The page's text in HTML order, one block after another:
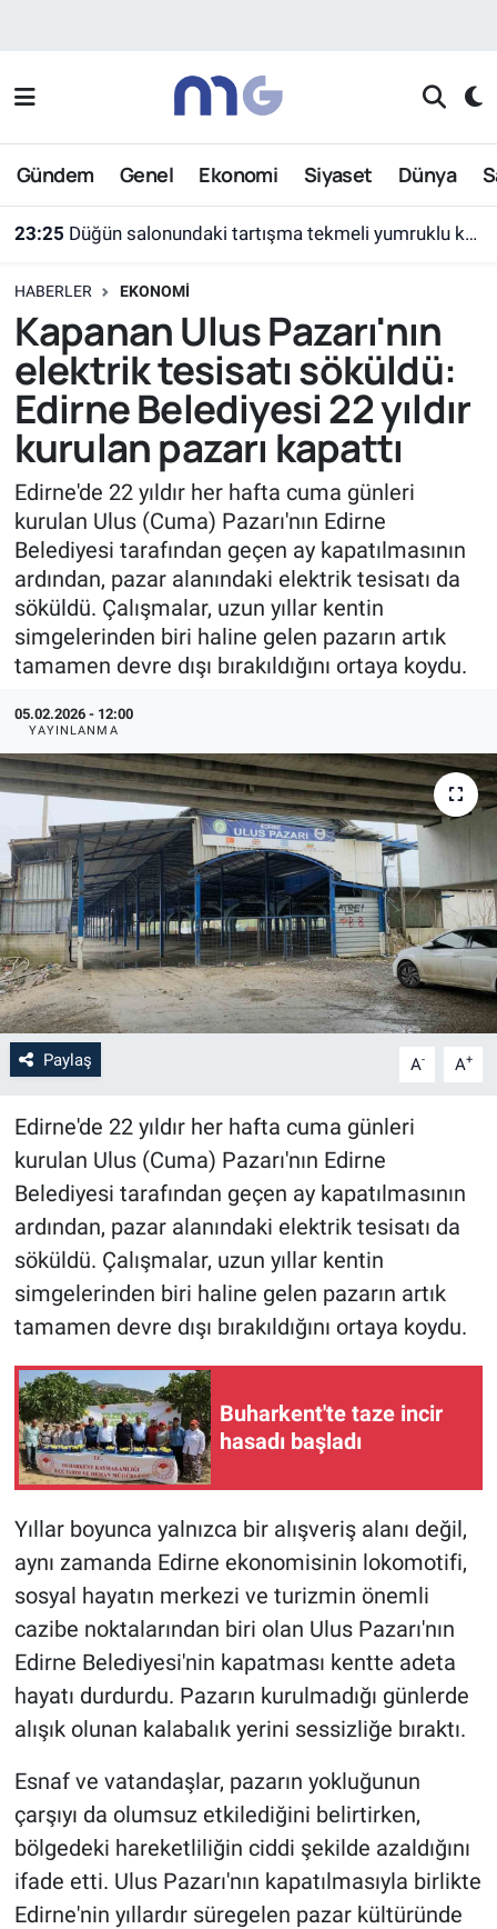
Gündem Genel Ekonomi Siyaset Dünya
23:25 Düğün salonundaki tartışma tekmeli yumruklu kavgaya dönüştü
HABERLER EKONOMI
Kapanan Ulus Pazarı'nın
elektrik tesisatı söküldü:
Edirne Belediyesi 22 yıldır
kurulan pazarı kapattı
Edirne'de 22 yıldır her hafta cuma günleri
kurulan Ulus (Cuma) Pazarı'nın Edirne
Belediyesi tarafından geçen ay kapatılmasının
ardından, pazar alanındaki elektrik tesisatı da
söküldü. Çalışmalar, uzun yıllar kentin
simgelerinden biri haline gelen pazarın artık
tamamen devre dışı bırakıldığını ortaya koydu.
05.02.2026 - 12:00
YAYINLANMA
Paylaş A- A+
Edirne'de 22 yıldır her hafta cuma günleri
kurulan Ulus (Cuma) Pazarı'nın Edirne
Belediyesi tarafından geçen ay kapatılmasının
ardından, pazar alanındaki elektrik tesisatı da
söküldü. Çalışmalar, uzun yıllar kentin
simgelerinden biri haline gelen pazarın artık
tamamen devre dışı bırakıldığını ortaya koydu.
Buharkent'te taze incir
hasadı başladı
Yıllar boyunca yalnızca bir alışveriş alanı değil,
aynı zamanda Edirne ekonomisinin lokomotifi,
sosyal hayatın merkezi ve turizmin önemli
cazibe noktalarından biri olan Ulus Pazarı'nın
Edirne Belediyesi'nin kapatması kentte adeta
hayatı durdurdu. Pazarın kurulmadığı günlerde
alışık olunan kalabalık yerini sessizliğe bıraktı.
Esnaf ve vatandaşlar, pazarın yokluğunun
çarşıyı da olumsuz etkilediğini belirtirken,
bölgedeki hareketliliğin ciddi şekilde azaldığını
ifade etti. Ulus Pazarı'nın kapatılmasıyla birlikte
Edirne'nin yıllardır süregelen pazar kültüründe
Nöbetçi Eczaneler
Hava Durumu
Süper Lig Puan Durumu ve Fikstür
Tüm Manşetler
Son Dakika Haberleri
Haber Arşivi